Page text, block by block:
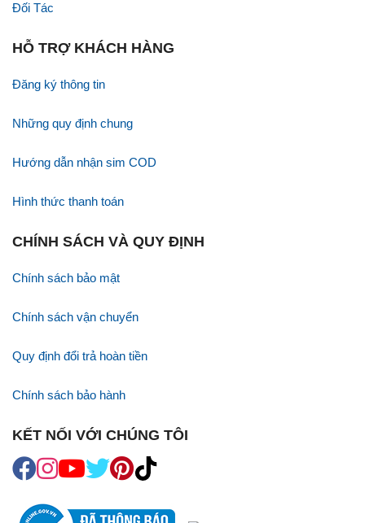
Đối Tác
HỖ TRỢ KHÁCH HÀNG
Đăng ký thông tin
Những quy định chung
Hướng dẫn nhận sim COD
Hình thức thanh toán
CHÍNH SÁCH VÀ QUY ĐỊNH
Chính sách bảo mật
Chính sách vận chuyển
Quy định đổi trả hoàn tiền
Chính sách bảo hành
KẾT NỐI VỚI CHÚNG TÔI